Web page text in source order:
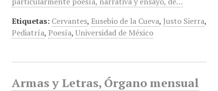
Etiquetas: Cervantes, Eusebio de la Cueva, Justo Sierra,
Pediatría, Poesía, Universidad de México
Armas y Letras, Órgano mensual